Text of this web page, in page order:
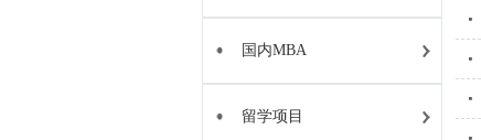
国内MBA
留学项目